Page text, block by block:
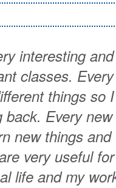
interesting
classes.
things so
back. Every
new things
very useful
life and my